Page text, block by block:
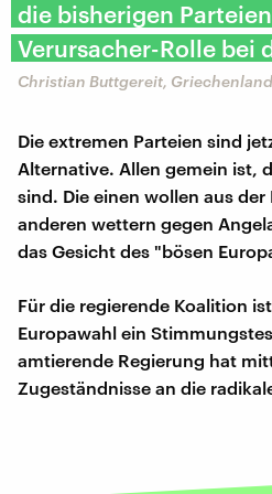
die bisherigen
Verursacher-Rolle bei
Christian Buttgereit,
Die extremen Parteien sind
Alternative. Allen gemein ist,
sind. Die einen wollen aus
anderen wettern gegen
das Gesicht des "bösen
Für die regierende Koalition
Europawahl ein
amtierende Regierung hat
Zugeständnisse an die